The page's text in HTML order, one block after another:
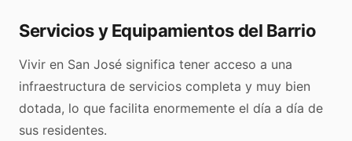
Servicios y Equipamientos del Barrio
Vivir en San José significa tener acceso a una
infraestructura de servicios completa y muy bien
dotada, lo que facilita enormemente el día a día de
sus residentes.